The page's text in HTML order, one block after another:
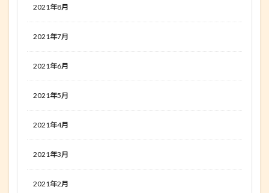
2021年8月
2021年7月
2021年6月
2021年5月
2021年4月
2021年3月
2021年2月